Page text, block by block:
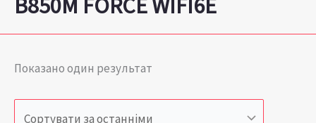
Показано один результат